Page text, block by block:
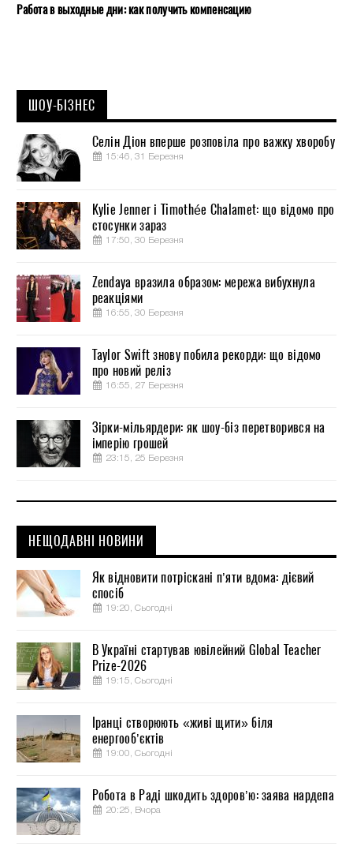
Работа в выходные дни: как получить компенсацию
ШОУ-БІЗНЕС
Селін Діон вперше розповіла про важку хворобу
15:46, 31 Березня
Kylie Jenner і Timothée Chalamet: що відомо про
стосунки зараз
17:50, 30 Березня
Zendaya вразила образом: мережа вибухнула
реакціями
16:55, 30 Березня
Taylor Swift знову побила рекорди: що відомо
про новий реліз
16:55, 27 Березня
Зірки-мільярдери: як шоу-біз перетворився на
імперію грошей
23:15, 25 Березня
НЕЩОДАВНІ НОВИНИ
Як відновити потріскані п’яти вдома: дієвий
спосіб
19:20, Сьогодні
В Україні стартував ювілейний Global Teacher
Prize-2026
19:15, Сьогодні
Іранці створюють «живі щити» біля
енергооб’єктів
19:00, Сьогодні
Робота в Раді шкодить здоров’ю: заява нардепа
20:25, Вчора